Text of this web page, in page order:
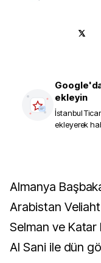
ekleyin
İstanbul
ekleyerek
Almanya Başbakanı Friedrich Merz, Suudi
Arabistan
Selman ve Katar
Al Sani ile dün